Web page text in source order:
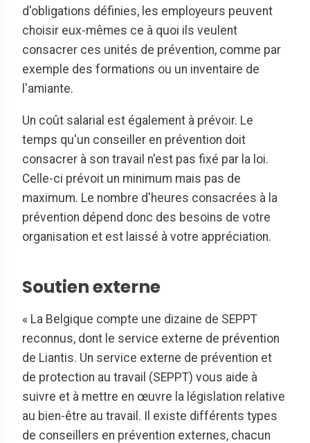
d'obligations définies, les employeurs peuvent
choisir eux-mêmes ce à quoi ils veulent
consacrer ces unités de prévention, comme par
exemple des formations ou un inventaire de
l'amiante.
Un coût salarial est également à prévoir. Le
temps qu'un conseiller en prévention doit
consacrer à son travail n'est pas fixé par la loi.
Celle-ci prévoit un minimum mais pas de
maximum. Le nombre d'heures consacrées à la
prévention dépend donc des besoins de votre
organisation et est laissé à votre appréciation.
Soutien externe
« La Belgique compte une dizaine de SEPPT
reconnus, dont le service externe de prévention
de Liantis. Un service externe de prévention et
de protection au travail (SEPPT) vous aide à
suivre et à mettre en œuvre la législation relative
au bien-être au travail. Il existe différents types
de conseillers en prévention externes, chacun